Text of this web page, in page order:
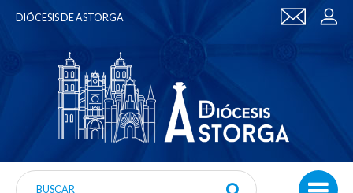
DIÓCESIS DE ASTORGA